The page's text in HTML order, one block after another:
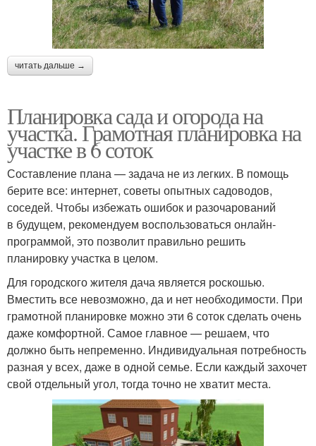
читать дальше →
Планировка сада и огорода на
участка. Грамотная планировка на
участке в 6 соток
Составление плана — задача не из легких. В помощь
берите все: интернет, советы опытных садоводов,
соседей. Чтобы избежать ошибок и разочарований
в будущем, рекомендуем воспользоваться онлайн-
программой, это позволит правильно решить
планировку участка в целом.
Для городского жителя дача является роскошью.
Вместить все невозможно, да и нет необходимости. При
грамотной планировке можно эти 6 соток сделать очень
даже комфортной. Самое главное — решаем, что
должно быть непременно. Индивидуальная потребность
разная у всех, даже в одной семье. Если каждый захочет
свой отдельный угол, тогда точно не хватит места.